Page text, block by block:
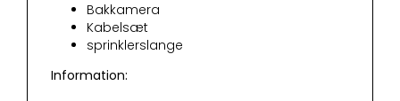
Bakkamera
Kabelsæt
sprinklerslange
Information: